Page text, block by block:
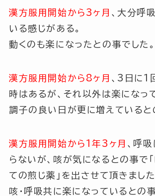
漢方服用開始から3ヶ月 、大分呼
いる感じがある。
動くのも楽になったとの事でした。
漢方服用開始から8ヶ月 、3日に1
時はあるが、それ以外は楽になっ
調子の良い日が更に増えていると
漢方服用開始から1年3ヶ月 、呼
らないが、咳が気になるとの事で
ての煎じ薬」 を出させて頂きました
咳・呼吸共に楽になっているとの事